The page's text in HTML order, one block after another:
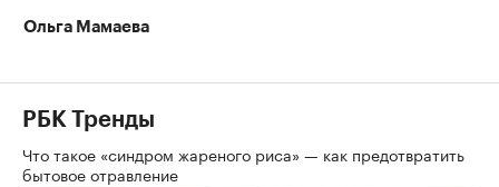
Ольга Мамаева
РБК Тренды
Что такое «синдром жареного риса» — как предотвратить
бытовое отравление